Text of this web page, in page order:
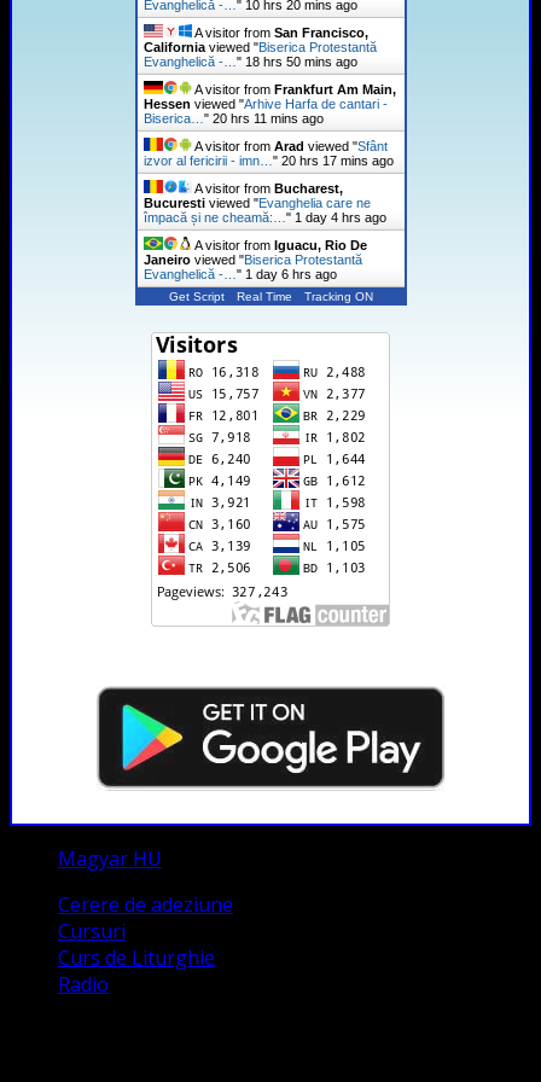
Evanghelică -… " 10 hrs 20 mins ago
A visitor from San Francisco,
Californiaviewed "Biserica Protestantă
Evanghelică -… " 18 hrs 50 mins ago
A visitor from Frankfurt Am Main,
Hessen viewed "Arhive Harfa de cantari -
Biserica… " 20 hrs 11 mins ago
A visitor from Arad viewed "Sfânt
izvor al fericirii - imn… " 20 hrs 17 mins ago
A visitor from Bucharest,
Bucurestiviewed "Evanghelia care ne
împacă și ne cheamă:… " 1 day 4 hrs ago
A visitor from Iguacu, Rio De
Janeiroviewed "Biserica Protestantă
Evanghelică -… " 1 day 6 hrs ago
Get Script Real Time Tracking ON
Magyar HU
Cerere de adeziune
Cursuri
Curs de Liturghie
Radio